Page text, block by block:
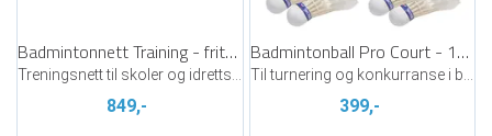
Badmintonnett Training - frittstående
849,-
Badmintonball Pro Court - 12 stk
399,-